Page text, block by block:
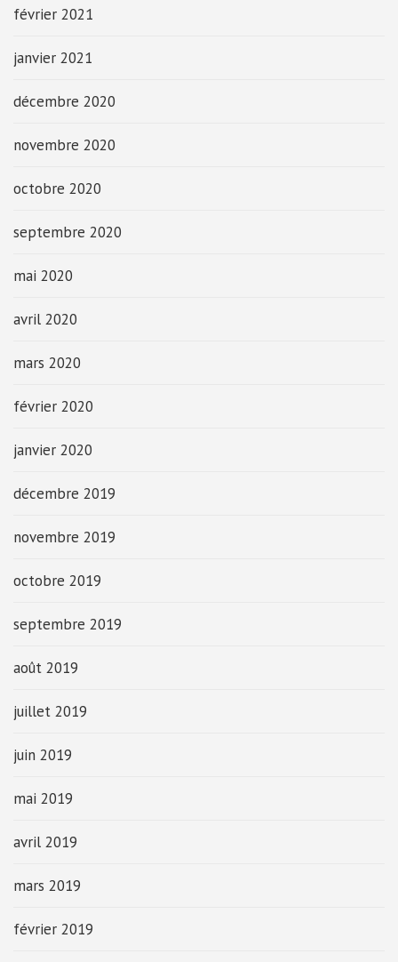
février 2021
janvier 2021
décembre 2020
novembre 2020
octobre 2020
septembre 2020
mai 2020
avril 2020
mars 2020
février 2020
janvier 2020
décembre 2019
novembre 2019
octobre 2019
septembre 2019
août 2019
juillet 2019
juin 2019
mai 2019
avril 2019
mars 2019
février 2019